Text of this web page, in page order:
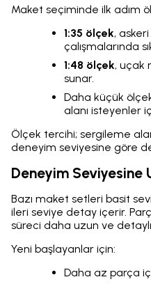
Maket seçiminde ilk adım
1:35 ölçek,
çalışmalarında
1:48 ölçek, uçak
sunar.
Daha küçük
alanı isteyenler
Ölçek tercihi; sergileme
deneyim seviyesine göre
Deneyim Seviyesine
Bazı maket setleri basit
ileri seviye detay içerir.
süreci daha uzun ve
Yeni başlayanlar için:
Daha az parça